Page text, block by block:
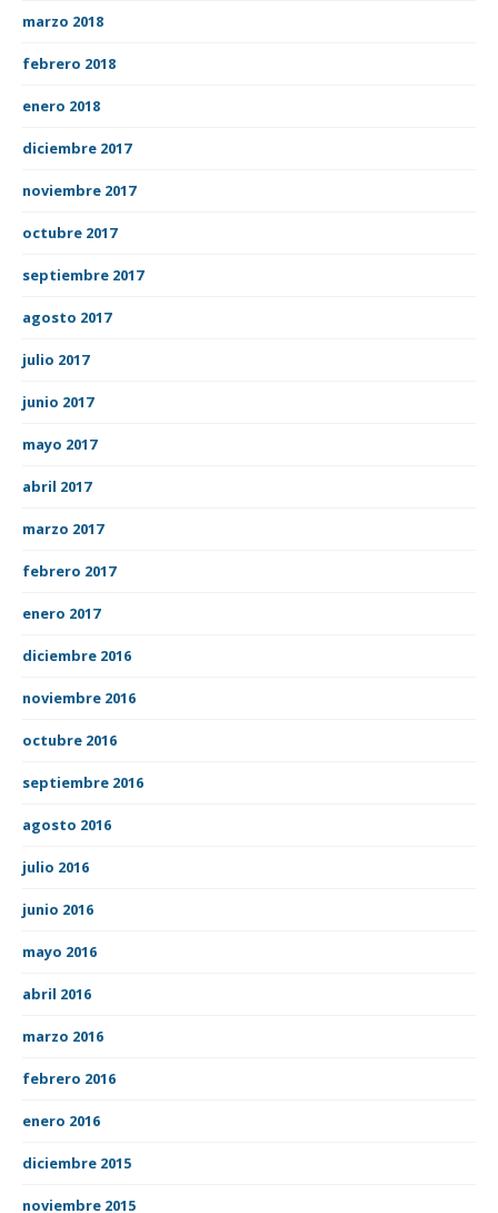
marzo 2018
febrero 2018
enero 2018
diciembre 2017
noviembre 2017
octubre 2017
septiembre 2017
agosto 2017
julio 2017
junio 2017
mayo 2017
abril 2017
marzo 2017
febrero 2017
enero 2017
diciembre 2016
noviembre 2016
octubre 2016
septiembre 2016
agosto 2016
julio 2016
junio 2016
mayo 2016
abril 2016
marzo 2016
febrero 2016
enero 2016
diciembre 2015
noviembre 2015